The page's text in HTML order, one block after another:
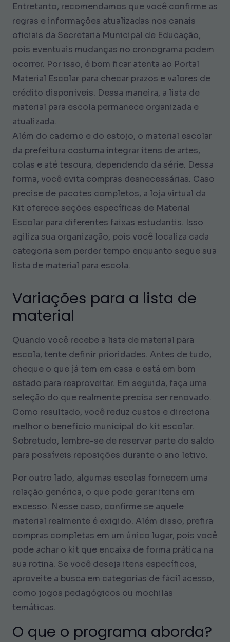
Entretanto, recomendamos que você confirme as
regras e informações atualizadas nos canais
oficiais da Secretaria Municipal de Educação,
pois eventuais mudanças no cronograma podem
ocorrer. Por isso, é bom ficar atenta ao Portal
Material Escolar para checar prazos e valores de
crédito disponíveis. Dessa maneira, a lista de
material para escola permanece organizada e
atualizada.
Além do caderno e do estojo, o material escolar
da prefeitura costuma integrar itens de artes,
colas e até tesoura, dependendo da série. Dessa
forma, você evita compras desnecessárias. Caso
precise de pacotes completos, a loja virtual da
Kit oferece seções específicas de Material
Escolar para diferentes faixas estudantis. Isso
agiliza sua organização, pois você localiza cada
categoria sem perder tempo enquanto segue sua
lista de material para escola.
Variações para a lista de
material
Quando você recebe a lista de material para
escola, tente definir prioridades. Antes de tudo,
cheque o que já tem em casa e está em bom
estado para reaproveitar. Em seguida, faça uma
seleção do que realmente precisa ser renovado.
Como resultado, você reduz custos e direciona
melhor o benefício municipal do kit escolar.
Sobretudo, lembre-se de reservar parte do saldo
para possíveis reposições durante o ano letivo.
Por outro lado, algumas escolas fornecem uma
relação genérica, o que pode gerar itens em
excesso. Nesse caso, confirme se aquele
material realmente é exigido. Além disso, prefira
compras completas em um único lugar, pois você
pode achar o kit que encaixa de forma prática na
sua rotina. Se você deseja itens específicos,
aproveite a busca em categorias de fácil acesso,
como jogos pedagógicos ou mochilas
temáticas.
O que o programa aborda?